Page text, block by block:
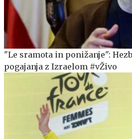
"Le sramota in ponižanje":
pogajanja z Izraelom #vŽivo